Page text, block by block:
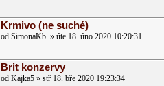
Krmivo (ne suché)
od SimonaKb. » úte 18. úno 2020 10:20:31
Brit konzervy
od Kajka5 » stř 18. bře 2020 19:23:34